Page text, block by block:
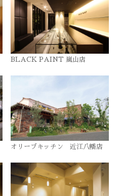
BLACK PAINT 嵐山店
オリーブキッチン 近江八幡店